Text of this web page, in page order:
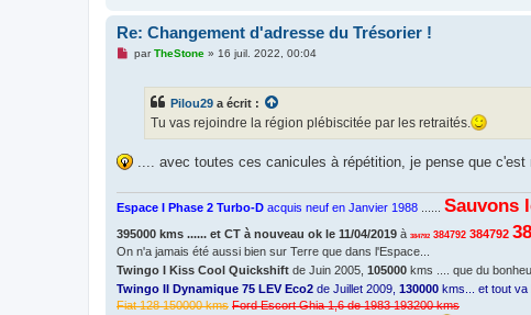
Re: Changement d'adresse du Trésorier !
M
o
n
u
parTheStone» 16 juil. 2022, 00:04
Pilou29 a écrit :
Tu vas rejoindre la région plébiscitée par les retraités.
.... avec toutes ces canicules à répétition, je pense que c'est
Espace I Phase 2 Turbo-D acquis neuf en Janvier 1988 Sauvons
395000 kms ...... et CT à nouveau ok le 11/04/2019 à 384792 384792 384792
On n'a jamais été aussi bien sur Terre que dans l'Espace...
Twingo I Kiss Cool Quickshift de Juin 2005, 105000 kms .... que du
Twingo II Dynamique 75 LEV Eco2 de Juillet 2009, 130000 kms... et tout va
Fiat 128 150000 kms Ford Escort Ghia 1,6 de 1983 193200 kms